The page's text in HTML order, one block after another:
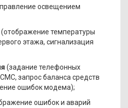
освещением
(отображение температуры
этажа, сигнализация
(задание телефонных
запрос баланса средств
ошибок модема);
ошибок и аварий